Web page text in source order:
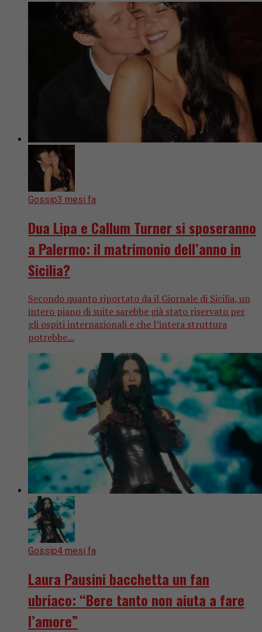
Gossip3 mesi fa
Dua Lipa e Callum Turner si sposeranno
a Palermo: il matrimonio dell’anno in
Sicilia?
Secondo quanto riportato da il Giornale di Sicilia, un
intero piano di suite sarebbe già stato riservato per
gli ospiti internazionali e che l’intera struttura
potrebbe...
Gossip4 mesi fa
Laura Pausini bacchetta un fan
ubriaco: “Bere tanto non aiuta a fare
l’amore”